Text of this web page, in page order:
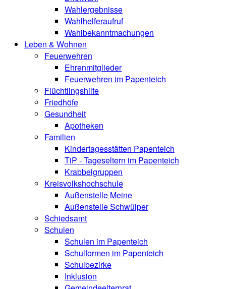
Wahlergebnisse
Wahlhelferaufruf
Wahlbekanntmachungen
Leben & Wohnen
Feuerwehren
Ehrenmitglieder
Feuerwehren im Papenteich
Flüchtlingshilfe
Friedhöfe
Gesundheit
Apotheken
Familien
Kindertagesstätten Papenteich
TiP - Tageseltern im Papenteich
Krabbelgruppen
Kreisvolkshochschule
Außenstelle Meine
Außenstelle Schwülper
Schiedsamt
Schulen
Schulen im Papenteich
Schulformen im Papenteich
Schulbezirke
Inklusion